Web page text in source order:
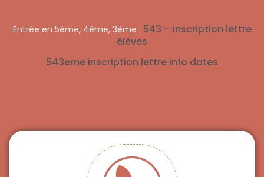
Entrée en 5ème, 4ème, 3ème : 543 – inscription lettre
élèves
543eme inscription lettre info dates